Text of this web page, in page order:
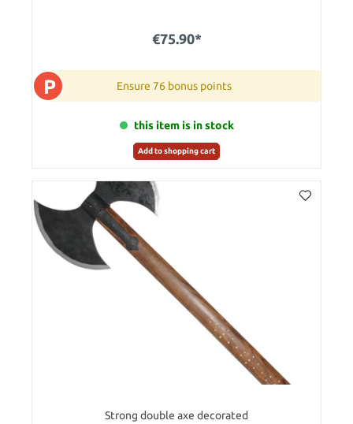
€75.90*
P Ensure 76 bonus points
this item is in stock
Add to shopping cart
Strong double axe decorated